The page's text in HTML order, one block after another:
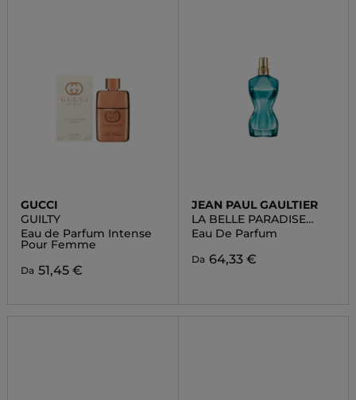
GUCCI
GUILTY
Eau de Parfum Intense
Pour Femme
Da 51,45 €
JEAN PAUL GAULTIER
LA BELLE PARADISE
GARDEN
Eau De Parfum
Da 64,33 €